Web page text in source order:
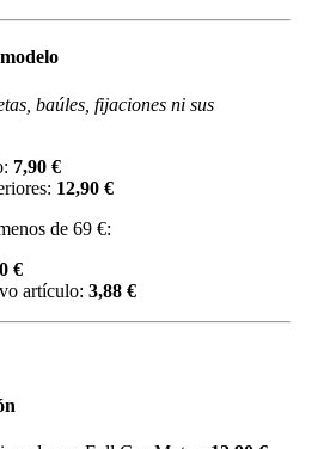
baúles, fijaciones ni sus
7,90 €
12,90 €
de 69 €:
€
artículo: 3,88 €